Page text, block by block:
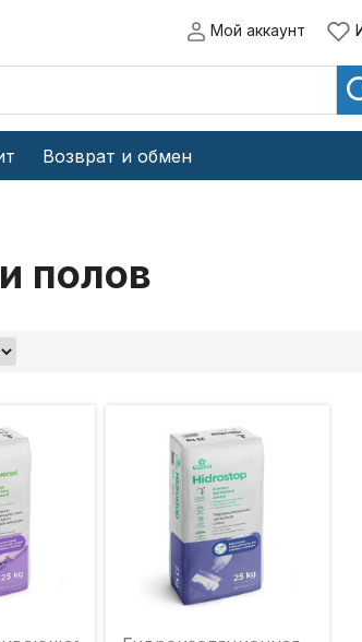
Мой аккаунт
Возврат и обмен
полов